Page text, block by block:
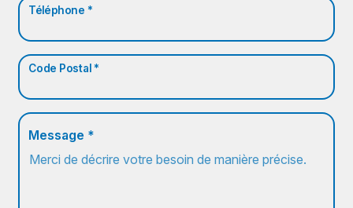
Téléphone *
Code Postal *
Message *